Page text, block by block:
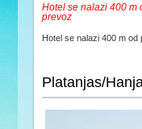
Hotel se nalazi 400 m
prevoz
Hotel se nalazi 400 m od
Platanjas/